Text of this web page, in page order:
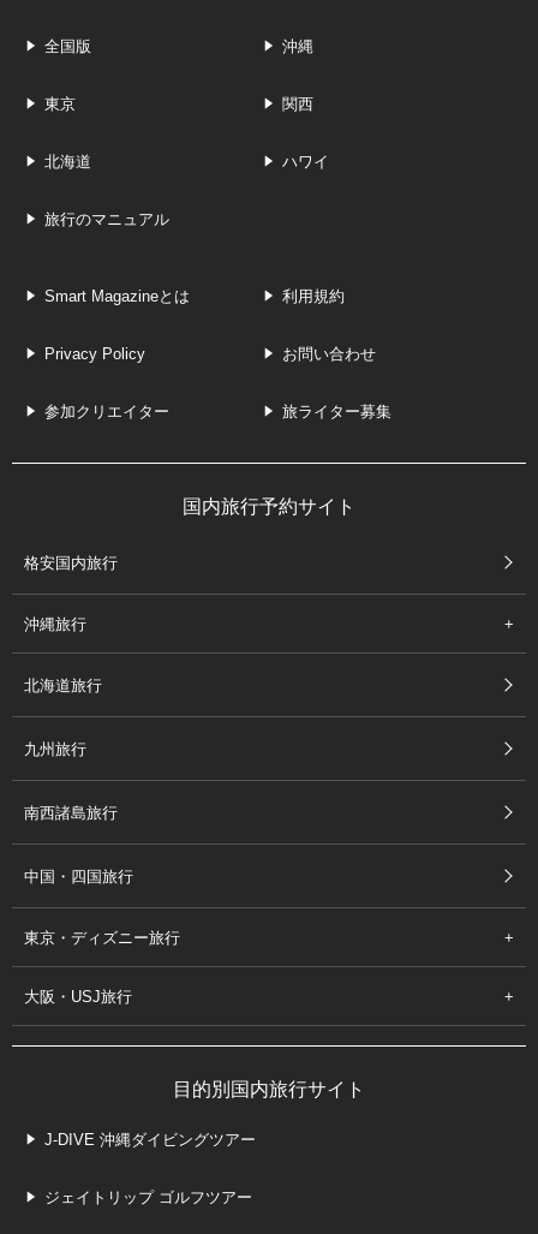
全国版 沖縄
東京 関西
北海道 ハワイ
旅行のマニュアル
Smart Magazineとは 利用規約
Privacy Policy お問い合わせ
参加クリエイター 旅ライター募集
国内旅行予約サイト
格安国内旅行
沖縄旅行
北海道旅行
九州旅行
南西諸島旅行
中国・四国旅行
東京・ディズニー旅行
大阪・USJ旅行
目的別国内旅行サイト
J-DIVE 沖縄ダイビングツアー
ジェイトリップ ゴルフツアー